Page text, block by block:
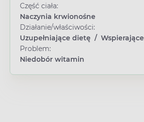
Część ciała:
Naczynia krwionośne
Działanie/właściwości:
Uzupełniające dietę / Wspierające
Problem:
Niedobór witamin